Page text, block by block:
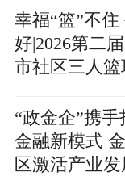
幸福“篮”不
好|2026第二
市社区三人
“政金企”携
金融新模式
区激活产业